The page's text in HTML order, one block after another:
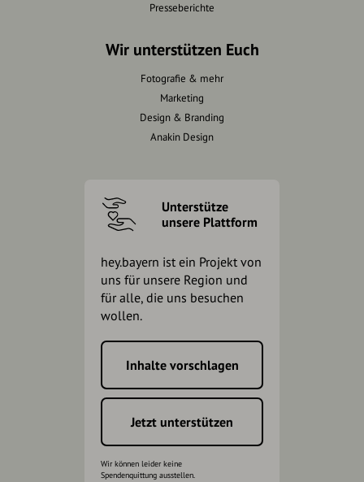
Presseberichte
Wir unterstützen Euch
Fotografie & mehr
Marketing
Design & Branding
Anakin Design
Unterstütze
unsere Plattform
hey.bayern ist ein Projekt von
uns für unsere Region und
für alle, die uns besuchen
wollen.
Inhalte vorschlagen
Jetzt unterstützen
Wir können leider keine
Spendenquittung ausstellen.